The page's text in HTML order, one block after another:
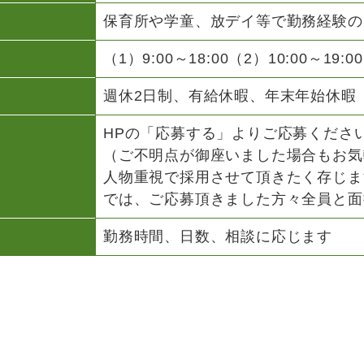
保育所や学童、放デイ等で勤務経験
（1）9:00～18:00（2）10:00～
週休2日制、有給休暇、年末年始休暇
HPの「応募する」よりご応募くださ
（ご不明点が御座いました場合もお
人物重視で採用させて頂きたく存じ
では、ご応募頂きました方々全員と
勤務時間、日数、相談に応じます